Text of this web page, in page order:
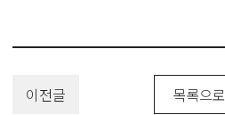
이전글 목록으로